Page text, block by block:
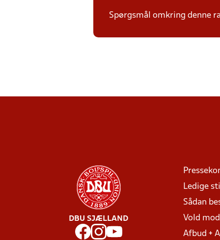
Spørgsmål omkring denne
DBU SJÆLLAND
Ledige
Sådan
Vold
Afbud +